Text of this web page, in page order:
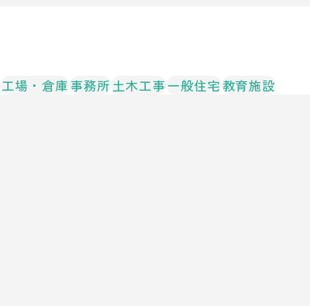
工場・倉庫 事務所土木工事一般住宅教育施設